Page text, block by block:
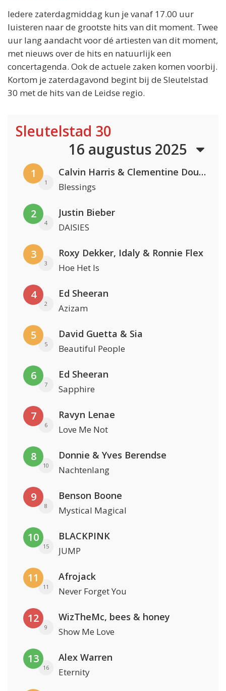
Iedere zaterdagmiddag kun je vanaf 17.00 uur
luisteren naar de grootste hits van dit moment. Twee
uur lang aandacht voor dé artiesten van dit moment,
met nieuws over de hits en natuurlijk een
concertagenda. Ook de actuele zaken komen voorbij.
Kortom je zaterdagavond begint bij de Sleutelstad
30 met de hits van de Leidse regio.
Sleutelstad 30
16 augustus 2025
1
1
Calvin Harris & Clementine Douglas
Blessings
2
4
Justin Bieber
DAISIES
3
3
Roxy Dekker, Idaly & Ronnie Flex
Hoe Het Is
4
2
Ed Sheeran
Azizam
5
5
David Guetta & Sia
Beautiful People
6
7
Ed Sheeran
Sapphire
7
6
Ravyn Lenae
Love Me Not
8
10
Donnie & Yves Berendse
Nachtenlang
9
8
Benson Boone
Mystical Magical
10
15
BLACKPINK
JUMP
11
11
Afrojack
Never Forget You
12
9
WizTheMc, bees & honey
Show Me Love
13
16
Alex Warren
Eternity